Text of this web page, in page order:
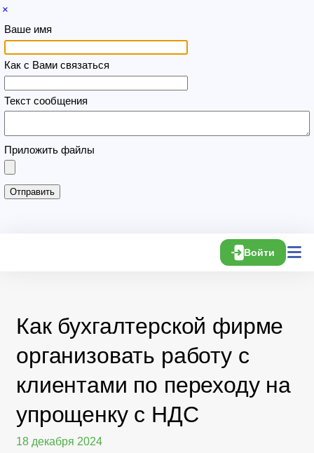
×
Ваше имя
Как с Вами связаться
Текст сообщения
Приложить файлы
Войти
Как бухгалтерской фирме
организовать работу с
клиентами по переходу на
упрощенку с НДС
18 декабря 2024